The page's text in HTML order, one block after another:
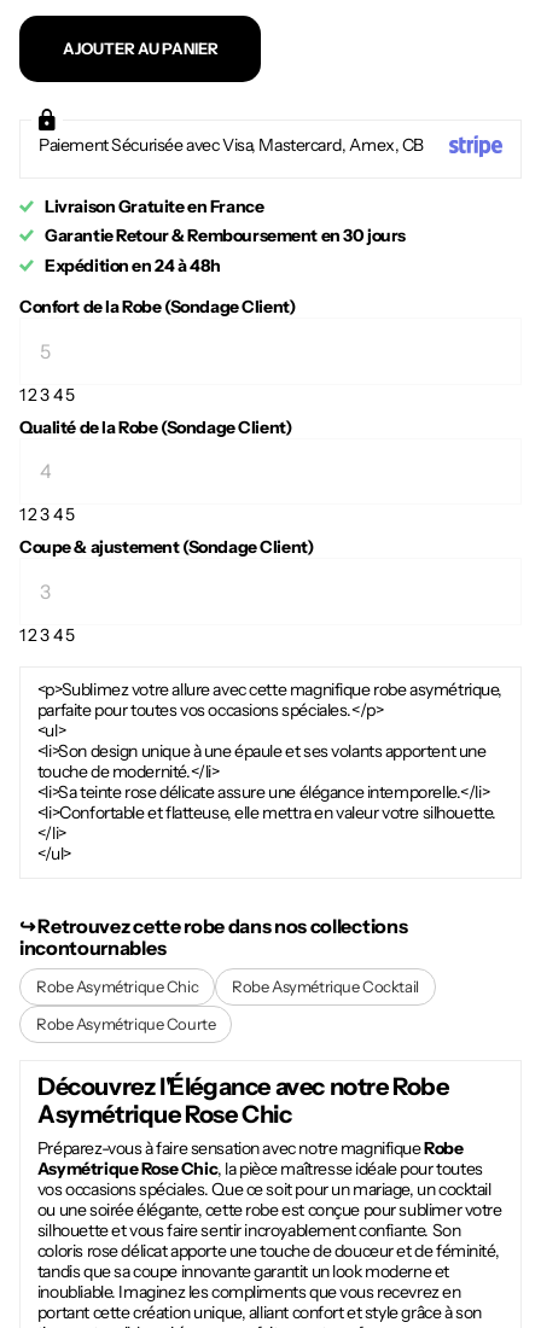
AJOUTER AU PANIER
Paiement Sécurisée avec Visa, Mastercard, Amex, CB
Livraison Gratuite en France
Garantie Retour & Remboursement en 30 jours
Expédition en 24 à 48h
Confort de la Robe (Sondage Client)
12345
Qualité de la Robe (Sondage Client)
12345
Coupe & ajustement (Sondage Client)
12345
<p>Sublimez votre allure avec cette magnifique robe asymétrique,
parfaite pour toutes vos occasions spéciales.</p>
<ul>
<li>Son design unique à une épaule et ses volants apportent une
touche de modernité.</li>
<li>Sa teinte rose délicate assure une élégance intemporelle.</li>
<li>Confortable et flatteuse, elle mettra en valeur votre silhouette.
</li>
</ul>
↪︎ Retrouvez cette robe dans nos collections
incontournables
Robe Asymétrique Chic
Robe Asymétrique Cocktail
Robe Asymétrique Courte
Découvrez l'Élégance avec notreRobe
Asymétrique Rose Chic
Préparez-vous à faire sensation avec notre magnifiqueRobe
Asymétrique Rose Chic, la pièce maîtresse idéale pour toutes
vos occasions spéciales. Que ce soit pour un mariage, un cocktail
ou une soirée élégante, cette robe est conçue pour sublimer votre
silhouette et vous faire sentir incroyablement confiante. Son
coloris rose délicat apporte une touche de douceur et de féminité,
tandis que sa coupe innovante garantit un look moderne et
inoubliable. Imaginez les compliments que vous recevrez en
portant cette création unique, alliant confort et style grâce à son